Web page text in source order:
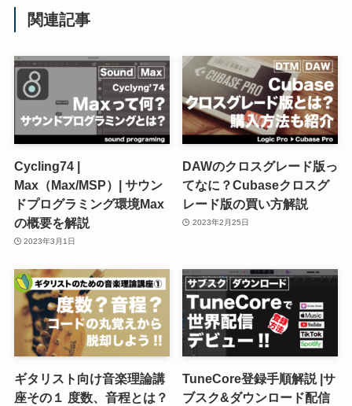
関連記事
Cycling74 |
Max（Max/MSP）| サウン
ドプログラミング環境Max
の概要を解説
2023年3月1日
DAWのクロスグレード版っ
てなに？Cubaseクロスグ
レード版の買い方解説
2023年2月25日
ギタリスト向け音楽理論講
座その１ 度数、音程とは？
TuneCore登録手順解説 |サ
ブスク&ダウンロード配信